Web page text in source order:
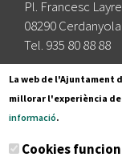
Pl. Francesc
08290
Tel. 935 80 88 88
Segueix-nos a:
Subscriu-te al
La web de l'Ajuntament
millorar l'experiència de
informació.
Cookies